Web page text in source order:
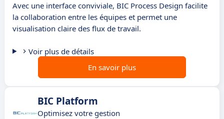
Avec une interface conviviale, BIC Process Design facilite
la collaboration entre les équipes et permet une
visualisation claire des flux de travail.
Voir plus de détails
En savoir plus
BIC Platform
Optimisez votre gestion